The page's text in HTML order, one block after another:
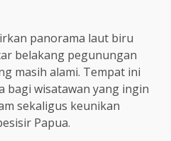
panorama laut biru
belakang pegunungan
masih alami. Tempat ini
bagi wisatawan yang ingin
sekaligus keunikan
Papua.